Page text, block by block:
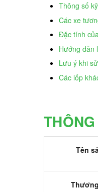
Thông số
Các xe
Đặc tính
Hướng dẫn
Lưu ý khi
Các lốp
Tên